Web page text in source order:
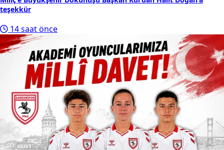
teşekkür
14 saat önce